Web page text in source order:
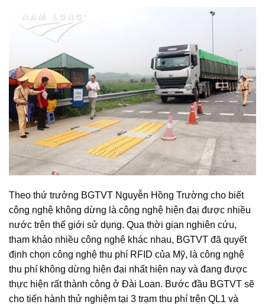
Theo thứ trưởng BGTVT Nguyễn Hồng Trường cho biết
công nghệ không dừng là công nghệ hiện đạị được nhiều
nước trên thế giới sử dụng. Qua thời gian nghiên cứu,
tham khảo nhiều công nghệ khác nhau, BGTVT đã quyết
định chọn công nghệ thu phí RFID của Mỹ, là công nghệ
thu phí không dừng hiện đại nhất hiện nay và đang được
thực hiện rất thành công ở Đài Loan. Bước đầu BGTVT sẽ
cho tiến hành thử nghiệm tại 3 trạm thu phí trên QL1 và